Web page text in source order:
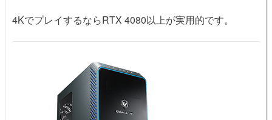
4KでプレイするならRTX 4080以上が実用的です。